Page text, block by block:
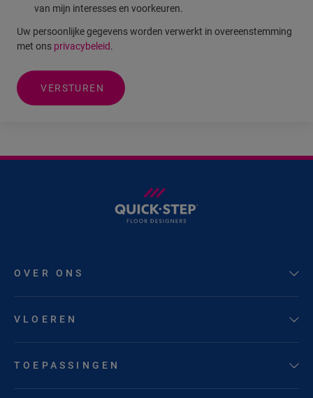
van mijn interesses en voorkeuren.
Uw persoonlijke gegevens worden verwerkt in overeenstemming
met ons privacybeleid.
VERSTUREN
OVER ONS
VLOEREN
TOEPASSINGEN